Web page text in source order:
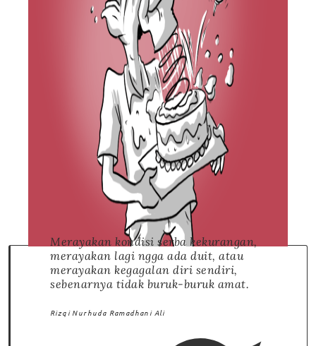
Merayakan kondisi serba kekurangan,
merayakan lagi ngga ada duit, atau
merayakan kegagalan diri sendiri,
sebenarnya tidak buruk-buruk amat.
Rizqi Nurhuda Ramadhani Ali